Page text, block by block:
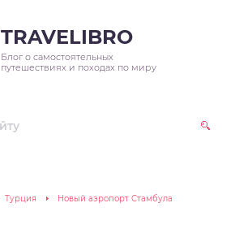
TRAVELIBRO
Блог о самостоятельных
путешествиях и походах по миру
Турция Новый аэропорт Стамбула